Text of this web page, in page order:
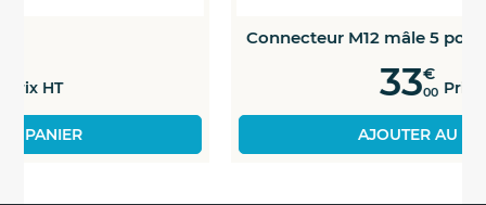
Connecteur M12 mâle 5 points